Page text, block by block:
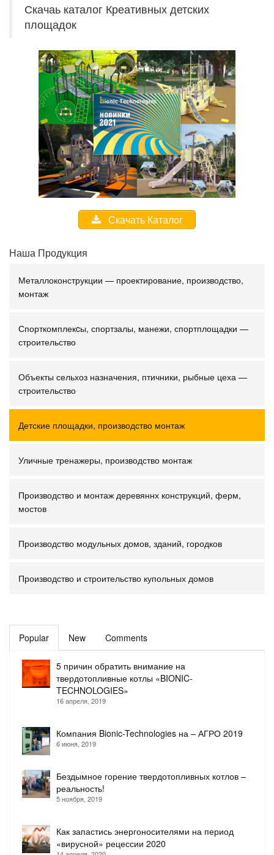
Скачаь каталог Креативных детских
площадок
Скачать Каталог
Наша Продукция
Металлоконструкции — проектирование, производство,
монтаж
Спорткомплекcы, спортзалы, манежи, спортплощадки —
строительство
Объекты сельхоз назначения, птичники, рыбные цеха —
строительство
Детские площадки, производство монтаж
Уличные тренажеры, производство монтаж
Производство и монтаж деревяннх конструкций, ферм,
мостов
Производство модульных домов, зданий, городков
Производство и строительство купольных домов
Popular New Comments
5 причин обратить внимание на
твердотопливные котлы «BIONIC-
TECHNOLOGIES»
16 апреля, 2019
Компания Bionic-Technologies на – АГРО 2019
6 июня, 2019
Бездымное горение твердотопливных котлов –
реальность!
5 ноября, 2019
Как запастись энергоносителями на период
«вирусной» рецессии 2020